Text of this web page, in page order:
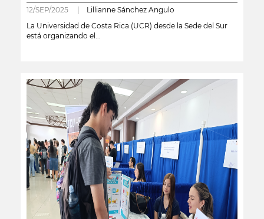
12/SEP/2025 | Lillianne Sánchez Angulo
La Universidad de Costa Rica (UCR) desde la Sede del Sur
está organizando el...